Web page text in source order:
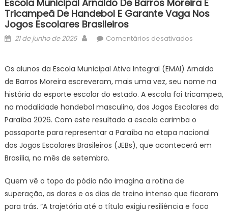
Escola Municipal Arnaldo De Barros Moreira É
Tricampeã De Handebol E Garante Vaga Nos
Jogos Escolares Brasileiros
Posted
21 de junho de 2026 AuthorComentários desativadosem
Arnaldo
de
Barros
Moreira
é
tricampeã
de
vaga
nos
Os alunos da Escola Municipal Ativa Integral (EMAI) Arnaldo
de Barros Moreira escreveram, mais uma vez, seu nome na
história do esporte escolar do estado. A escola foi tricampeã,
na modalidade handebol masculino, dos Jogos Escolares da
Paraíba 2026. Com este resultado a escola carimba o
passaporte para representar a Paraíba na etapa nacional
dos Jogos Escolares Brasileiros (JEBs), que acontecerá em
Brasília, no mês de setembro.
Quem vê o topo do pódio não imagina a rotina de
superação, as dores e os dias de treino intenso que ficaram
para trás. “A trajetória até o título exigiu resiliência e foco